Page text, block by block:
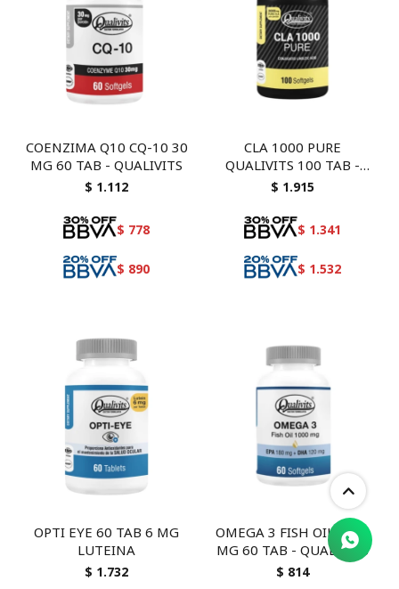
COENZIMA Q10 CQ-10 30
MG 60 TAB - QUALIVITS
$ 1.112
$ 778
$ 890
CLA 1000 PURE
QUALIVITS 100 TAB -
Acido Linoleico Conjugado
$ 1.915
$ 1.341
$ 1.532
OPTI EYE 60 TAB 6 MG
LUTEINA
$ 1.732
OMEGA 3 FISH OIL 1000
MG 60 TAB - QUALIVITS
$ 814